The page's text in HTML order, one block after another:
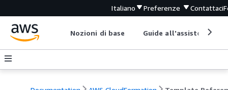
Italiano Preferenze Contattaci
Nozioni di base Guide all'assistenza